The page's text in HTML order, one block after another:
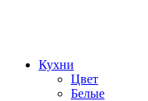
Кухни
Цвет
Белые